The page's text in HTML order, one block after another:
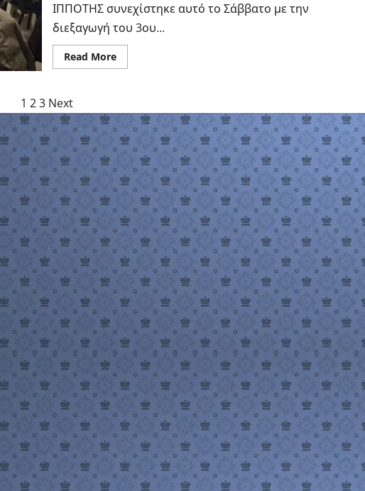
ΙΠΠΟΤΗΣ συνεχίστηκε αυτό το Σάββατο με την
διεξαγωγή του 3ου...
Read MoreRead
more
Rapid
Αγωνιστικών
Τμημάτων
ΙΠΠΟΤΗ
1 23 Next